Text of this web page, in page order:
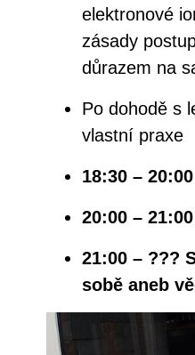
elektronové
zásady
důrazem na
Po dohodě s
vlastní praxe
18:30 –
20:00 –
21:00 – ???
sobě aneb